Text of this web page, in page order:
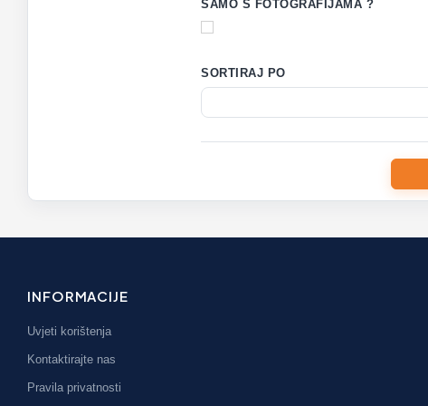
SAMO S FOTOGRAFIJAMA ?
SORTIRAJ PO
INFORMACIJE
Uvjeti korištenja
Kontaktirajte nas
Pravila privatnosti